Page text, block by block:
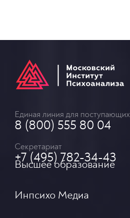
Единая линия для поступающих
8 (800) 555 80 04
Секретариат
+7 (495) 782-34-43
Высшее образование
Инпсихо Медиа